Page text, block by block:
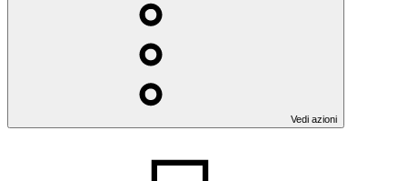
Vedi azioni